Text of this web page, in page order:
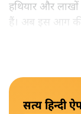
हथियार और
हैं। अब इस आग
सत्य हिन्दी